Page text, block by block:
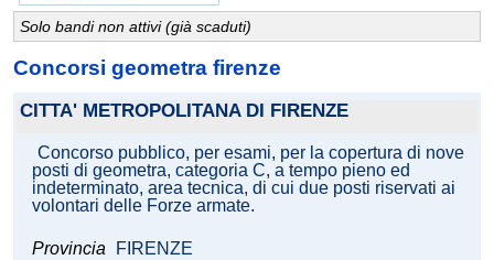
Solo bandi non attivi (già scaduti)
Concorsi geometra firenze
CITTA' METROPOLITANA DI FIRENZE
Concorso pubblico, per esami, per la copertura di nove
posti di geometra, categoria C, a tempo pieno ed
indeterminato, area tecnica, di cui due posti riservati ai
volontari delle Forze armate.
Provincia FIRENZE